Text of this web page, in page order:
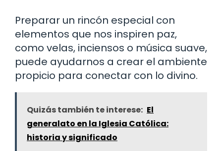
Preparar un rincón especial con
elementos que nos inspiren paz,
como velas, inciensos o música suave,
puede ayudarnos a crear el ambiente
propicio para conectar con lo divino.
Quizás también te interese: El
generalato en la Iglesia Católica:
historia y significado